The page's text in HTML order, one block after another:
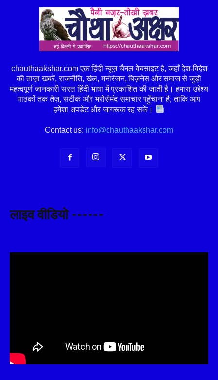
chauthaakshar.com एक हिंदी न्यूज़ चैनल वेबसाइट है, जहाँ देश-विदेश
की ताज़ा खबरें, राजनीति, खेल, मनोरंजन, बिज़नेस और समाज से जुड़ी
महत्वपूर्ण जानकारी सरल हिंदी भाषा में प्रकाशित की जाती है। हमारा उद्देश्य
पाठकों तक तेज़, सटीक और भरोसेमंद समाचार पहुँचाना है, ताकि आप
हमेशा अपडेट और जागरूक रह सकें।
Contact us: info@chauthaakshar.com
लाइव वीडियो ------